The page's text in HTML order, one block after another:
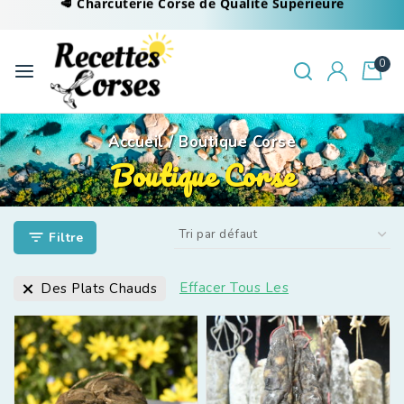
0
Accueil / Boutique Corse
Boutique Corse
Filtre
Des Plats Chauds Effacer Tous Les